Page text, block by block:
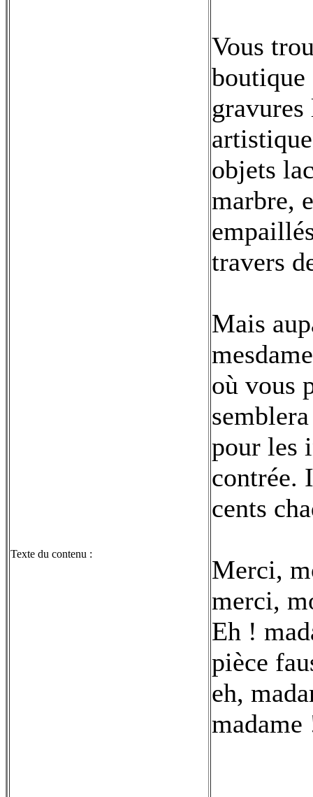
Texte du contenu :
Vous
boutique
objets
marbre,
travers
Mais
où vous
pour les
contrée.
cents
Merci,
merci,
Eh !
pièce
eh,
madame